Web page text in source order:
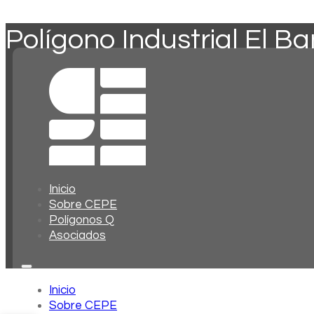
Inicio
Sobre CEPE
Polígonos Q
Asociados
Inicio
Sobre CEPE
Polígono Industrial El